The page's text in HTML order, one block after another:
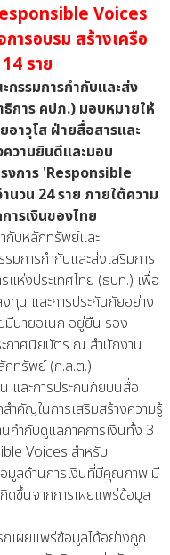
Voices
ารอบรม สร้างเครือ
ราย
รรมการกำกับและส่ง
ธิการ คปภ.) มอบหมายให้
อาวุโส ฝ่ายสื่อสารและ
วามยินดีและมอบ
งการ 'Responsible
วน 24 ราย ภายใต้ความ
ารเงินของไทย
กับหลักทรัพย์และ
การกำกับและส่งเสริมการ
แห่งประเทศไทย (ธปท.) เพื่อ
ทุน และการประกันภัยอย่าง
มีนายอเนก อยู่ยืน รอง
ะกาศนียบัตร ณ สำนักงาน
ทรัพย์ (ก.ล.ต.)
และการประกันภัยบนสื่อ
คัญในการเสริมสร้างความรู้
นกำกับดูแลภาคการเงินทั้ง 3
Voices สำหรับ
มูลด้านการเงินที่มีคุณภาพ มี
ดขึ้นจากการเผยแพร่ข้อมูล
เผยแพร่ข้อมูลได้อย่างถูก